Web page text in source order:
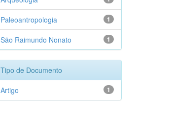
1
Paleoantropologia
1
São Raimundo Nonato
Tipo de Documento
1
Artigo